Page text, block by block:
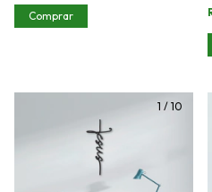
Comprar
1 / 10